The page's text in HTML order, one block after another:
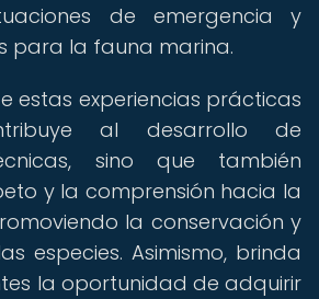
de emergencia y
para la fauna marina.
estas experiencias prácticas
al desarrollo de
sino que también
y la comprensión hacia la
la conservación y
especies. Asimismo, brinda
la oportunidad de adquirir